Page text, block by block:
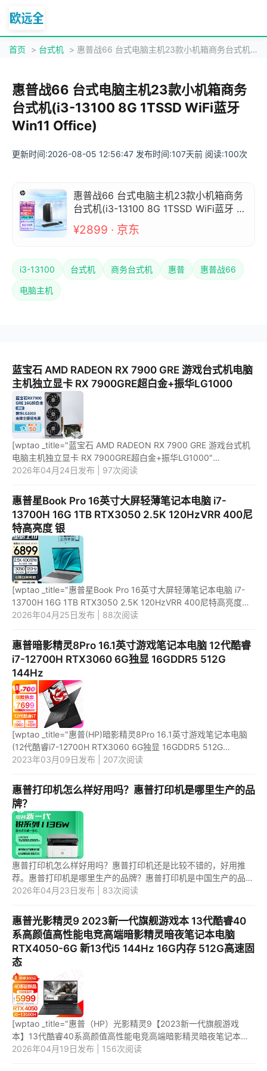
首页 > 台式机 > 惠普战66 台式电脑主机23款小机箱商务台式机(i3-13100 8G 1TSSD WiFi蓝牙 Win11 Office)
惠普战66 台式电脑主机23款小机箱商务
台式机(i3-13100 8G 1TSSD WiFi蓝牙
Win11 Office)
更新时间:2026-08-05 12:56:47 发布时间:107天前 阅读:100次
惠普战66 台式电脑主机23款小机箱商务
台式机(i3-13100 8G 1TSSD WiFi蓝牙 Wi
¥2899 · 京东
i3-13100 台式机 商务台式机 惠普 惠普战66
电脑主机
蓝宝石 AMD RADEON RX 7900 GRE 游戏台式机电脑
主机独立显卡 RX 7900GRE超白金+振华LG1000
[wptao _title="蓝宝石 AMD RADEON RX 7900 GRE 游戏台式机
电脑主机独立显卡 RX 7900GRE超白金+振华LG1000"
price="6799"
_url="https://union...
2026年04月24日发布 | 97次阅读
惠普星Book Pro 16英寸大屏轻薄笔记本电脑 i7-
13700H 16G 1TB RTX3050 2.5K 120HzVRR 400尼
特高亮度 银
[wptao _title="惠普星Book Pro 16英寸大屏轻薄笔记本电脑 i7-
13700H 16G 1TB RTX3050 2.5K 120HzVRR 400尼特高亮度
银" price="6899"
2026年04月25日发布 | 88次阅读
惠普暗影精灵8Pro 16.1英寸游戏笔记本电脑 12代酷睿
i7-12700H RTX3060 6G独显 16GDDR5 512G
144Hz
[wptao _title="惠普(HP)暗影精灵8Pro 16.1英寸游戏笔记本电脑
(12代酷睿i7-12700H RTX3060 6G独显 16GDDR5 512G
144Hz)" price="7699"
2023年03月09日发布 | 207次阅读
惠普打印机怎么样好用吗？惠普打印机是哪里生产的品
牌？
惠普打印机怎么样好用吗？惠普打印机还是比较不错的，好用推
荐。惠普打印机是哪里生产的品牌？惠普打印机是中国生产的品
牌。 1.惠普打印机怎么样好用吗？ 惠普打印机还是比较不错的，
2026年04月23日发布 | 83次阅读
惠普光影精灵9 2023新一代旗舰游戏本 13代酷睿40
系高颜值高性能电竞高端暗影精灵暗夜笔记本电脑
RTX4050-6G 新13代i5 144Hz 16G内存 512G高速固
态
[wptao _title="惠普（HP）光影精灵9【2023新一代旗舰游戏
本】13代酷睿40系高颜值高性能电竞高端暗影精灵暗夜笔记本电
脑 RTX4050-6G/新13代i5/144Hz丨16G内存 512G高速固态"
2026年04月19日发布 | 156次阅读